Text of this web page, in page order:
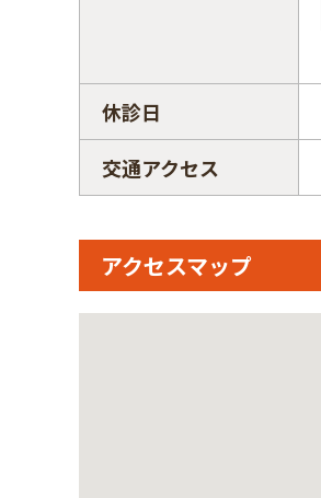
休診日
交通アクセス
アクセスマップ